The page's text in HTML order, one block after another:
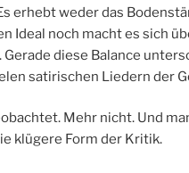
erhebt weder das
Ideal noch macht es sich
Gerade diese Balance
satirischen Liedern der
Mehr nicht. Und
klügere Form der Kritik.